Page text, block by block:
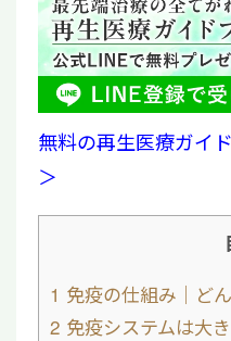
無料の再生医療ガイ
＞
1 免疫の仕組み｜ど
2 免疫システムは大